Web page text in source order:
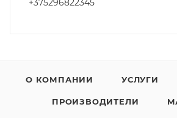
+375296822345
О КОМПАНИИ УСЛУГИ
ПРОИЗВОДИТЕЛИ